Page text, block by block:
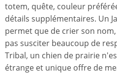
totem, quête, couleur
détails supplémentaires. Un
permet que de crier son
pas susciter beaucoup de
Tribal, un chien de prairie
étrange et unique offre de